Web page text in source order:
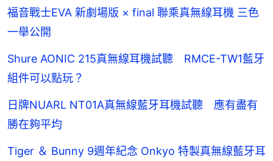
福音戰士EVA 新劇場版 × final 聯乘真無線耳機 三色
一舉公開
Shure AONIC 215真無線耳機試聽 RMCE-TW1藍牙
組件可以點玩？
日牌NUARL NT01A真無線藍牙耳機試聽 應有盡有
勝在夠平均
Tiger ＆ Bunny 9週年紀念 Onkyo 特製真無線藍牙耳